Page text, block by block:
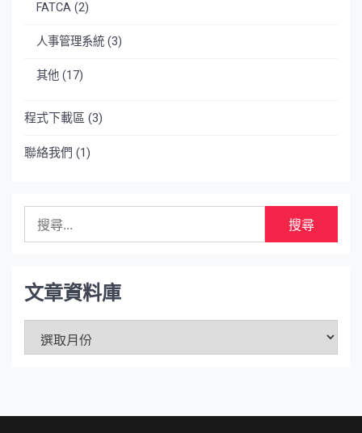
FATCA (2)
人事管理系統 (3)
其他 (17)
程式下載區 (3)
聯絡我們 (1)
字:
文章資料庫
資